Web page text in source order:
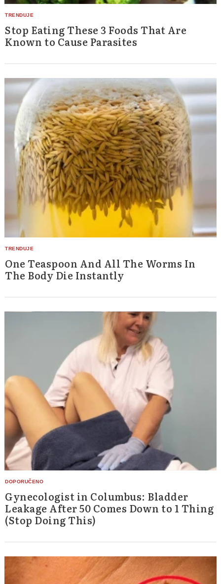
Stop Eating These 3 Foods That Are
Known to Cause Parasites
One Teaspoon And All The Worms In
The Body Die Instantly
Gynecologist in Columbus: Bladder
Leakage After 50 Comes Down to 1 Thing
(Stop Doing This)